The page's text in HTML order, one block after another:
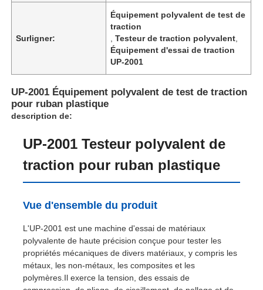
Aperçu
Produits
A propos de nous
Surligner:
Équipement polyvalent de test de
traction
,Testeur de traction polyvalent
Équipement d'essai de traction
UP-2001
UP-2001 Équipement polyvalent de test de traction
pour ruban plastique
description de:
UP-2001 Testeur polyvalent de
traction pour ruban plastique
Vue d'ensemble du produit
L'UP-2001 est une machine d'essai de matériaux
polyvalente de haute précision conçue pour tester les
propriétés mécaniques de divers matériaux, y compris les
métaux, les non-métaux, les composites et les
polymères.Il exerce la tension, des essais de